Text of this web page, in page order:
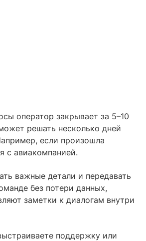
оператор закрывает за 5–10
решать несколько дней
если произошла
с авиакомпанией.
важные детали и передавать
без потери данных,
заметки к диалогам внутри
поддержку или